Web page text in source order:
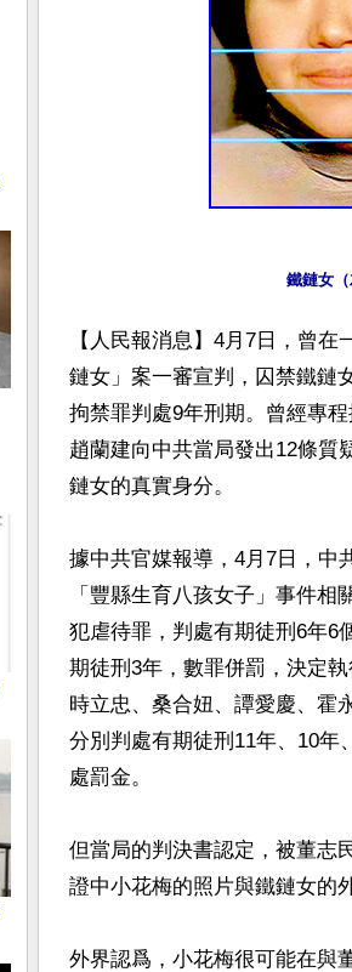
【人民報消息】4月7日，曾
鏈女」案一審宣判，囚禁鐵鏈
拘禁罪判處9年刑期。曾經專
趙蘭建向中共當局發出12條質
鏈女的真實身分。
據中共官媒報導，4月7日，中
「豐縣生育八孩女子」事件
犯虐待罪，判處有期徒刑6年6
期徒刑3年，數罪併罰，決定
時立忠、桑合妞、譚愛慶、霍
分別判處有期徒刑11年、10年
處罰金。
但當局的判決書認定，被董志
證中小花梅的照片與鐵鏈女的
外界認爲，小花梅很可能在與